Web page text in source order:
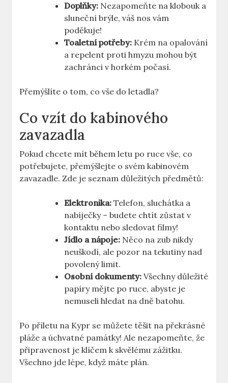
Doplňky: Nezapomeňte na klobouk a
sluneční brýle, váš nos vám
poděkuje!
Toaletní potřeby: Krém na opalování
a repelent proti hmyzu mohou být
zachránci v horkém počasí.
Přemýšlíte o tom, co vše do letadla?
Co vzít do kabinového
zavazadla
Pokud chcete mít během letu po ruce vše, co
potřebujete, přemýšlejte o svém kabinovém
zavazadle. Zde je seznam důležitých předmětů:
Elektronika: Telefon, sluchátka a
nabíječky – budete chtít zůstat v
kontaktu nebo sledovat filmy!
Jídlo a nápoje: Něco na zub nikdy
neuškodí, ale pozor na tekutiny nad
povolený limit.
Osobní dokumenty: Všechny důležité
papíry mějte po ruce, abyste je
nemuseli hledat na dně batohu.
Po příletu na Kypr se můžete těšit na překrásné
pláže a úchvatné památky! Ale nezapomeňte, že
připravenost je klíčem k skvělému zážitku.
Všechno jde lépe, když máte plán.